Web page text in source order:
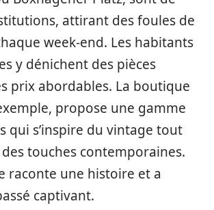
attirant des foules de
week-end. Les habitants
y dénichent des pièces
prix abordables. La boutique
propose une gamme
qui s’inspire du vintage tout
touches contemporaines.
raconte une histoire et a
captivant.